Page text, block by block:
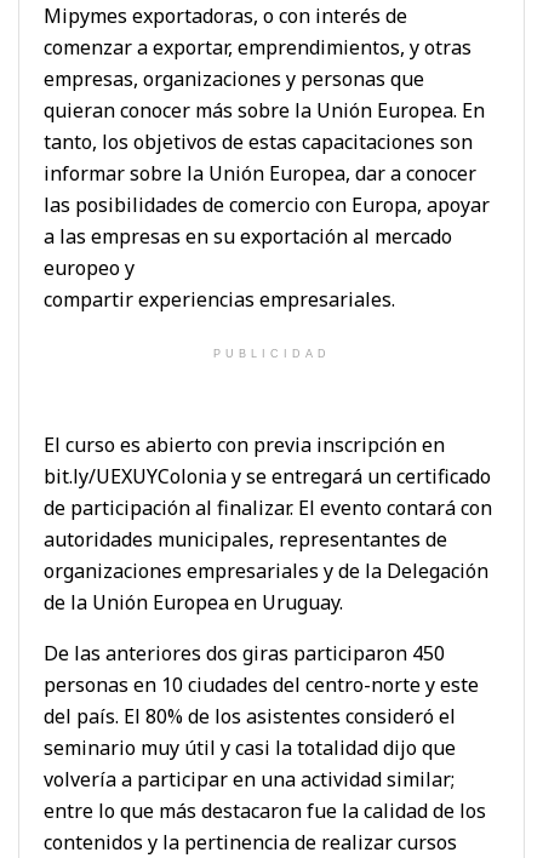
Mipymes exportadoras, o con interés de
comenzar a exportar, emprendimientos, y otras
empresas, organizaciones y personas que
quieran conocer más sobre la Unión Europea. En
tanto, los objetivos de estas capacitaciones son
informar sobre la Unión Europea, dar a conocer
las posibilidades de comercio con Europa, apoyar
a las empresas en su exportación al mercado
europeo y
compartir experiencias empresariales.
PUBLICIDAD
El curso es abierto con previa inscripción en
bit.ly/UEXUYColonia y se entregará un certificado
de participación al finalizar. El evento contará con
autoridades municipales, representantes de
organizaciones empresariales y de la Delegación
de la Unión Europea en Uruguay.
De las anteriores dos giras participaron 450
personas en 10 ciudades del centro-norte y este
del país. El 80% de los asistentes consideró el
seminario muy útil y casi la totalidad dijo que
volvería a participar en una actividad similar;
entre lo que más destacaron fue la calidad de los
contenidos y la pertinencia de realizar cursos